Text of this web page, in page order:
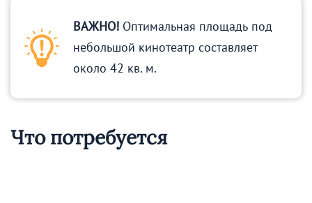
ВАЖНО! Оптимальная площадь под
небольшой кинотеатр составляет
около 42 кв. м.
Что потребуется